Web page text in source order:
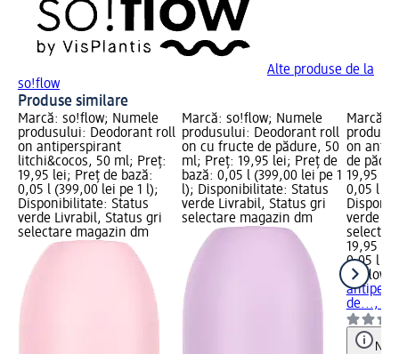
Alte produse de la
so!flow
Produse similare
Marcă: so!flow; Numele
produsului: Deodorant roll
on antiperspirant
litchi&cocos, 50 ml; Preț:
19,95 lei; Preț de bază:
0,05 l (399,00 lei pe 1 l);
Disponibilitate: Status
verde Livrabil, Status gri
selectare magazin dm
Marcă: so!flow; Numele
produsului: Deodorant roll
on cu fructe de pădure, 50
ml; Preț: 19,95 lei; Preț de
bază: 0,05 l (399,00 lei pe 1
l); Disponibilitate: Status
verde Livrabil, Status gri
selectare magazin dm
Marcă:
on
de
19,95
0,05 l
verde
19,95 lei
0,05 l
so!flow
de..., 50
Notă